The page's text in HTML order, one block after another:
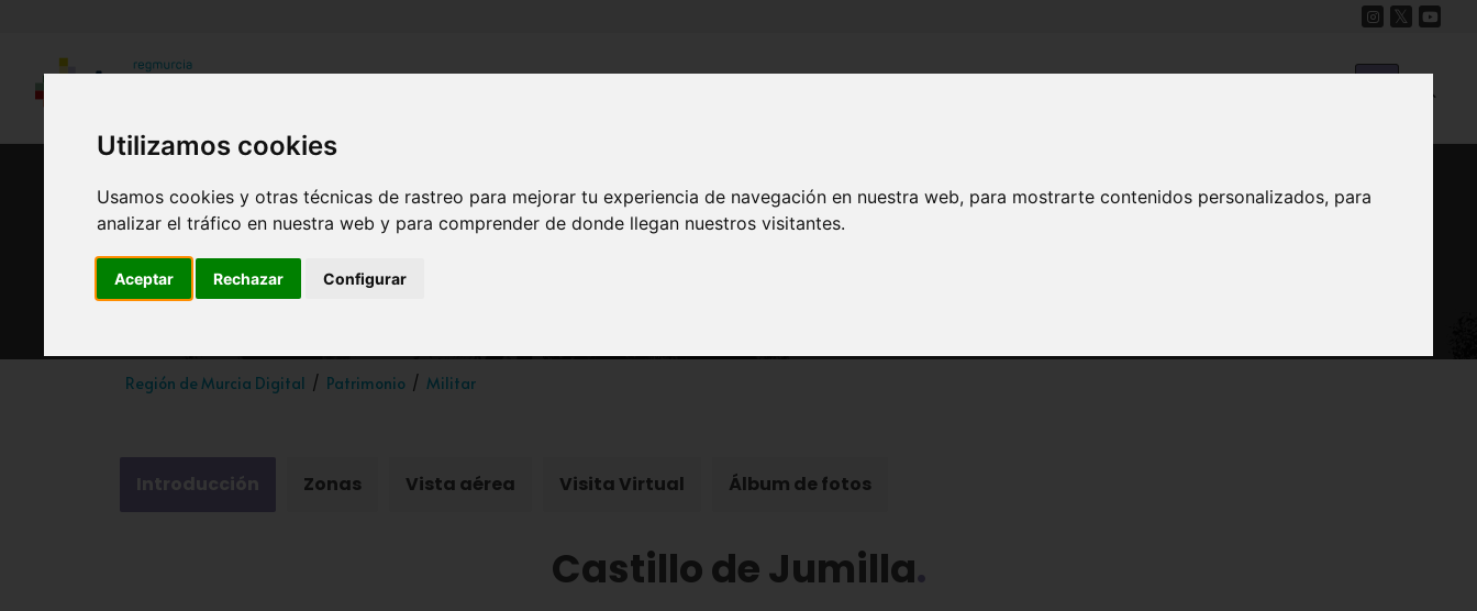
Utilizamos cookies
Usamos cookies y otras técnicas de rastreo para mejorar tu experiencia de navegación en nuestra web, para mostrarte contenidos personalizados, para
analizar el tráfico en nuestra web y para comprender de donde llegan nuestros visitantes.
Aceptar Rechazar Configurar
PATRIMONIO
Región de Murcia Digital Patrimonio Militar
Introducción Zonas Vista aérea Visita Virtual Álbum de fotos
Castillo de Jumilla